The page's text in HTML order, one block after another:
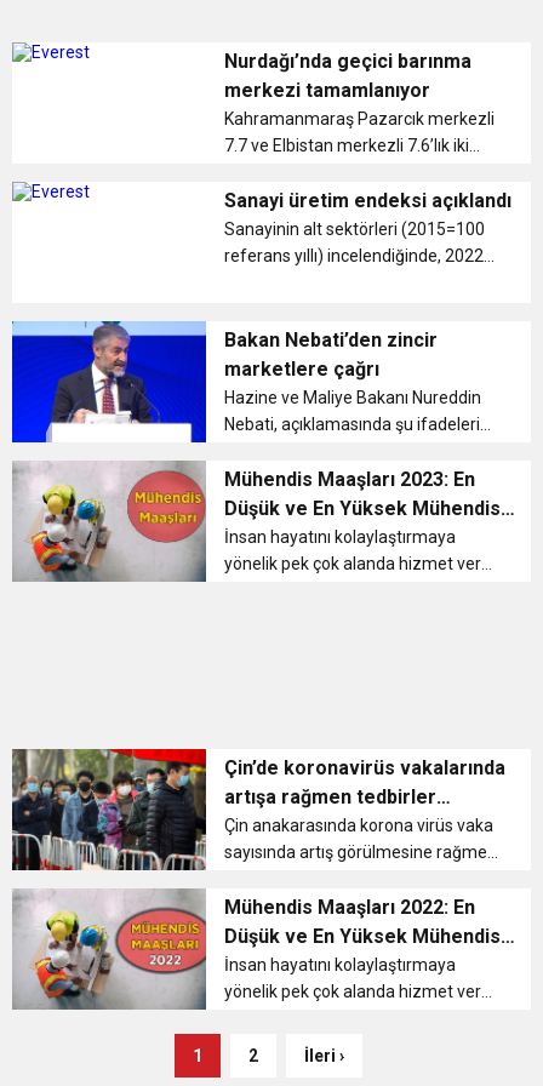
Nurdağı’nda geçici barınma
merkezi tamamlanıyor
Kahramanmaraş Pazarcık merkezli
7.7 ve Elbistan merkezli 7.6’lık iki
alan yer Gaziantep’in Nurdağı ilçesi
oldu. İlk belirlemelere göre 4 bin 787
acil yıkılac...
Sanayi üretim endeksi açıklandı
Sanayinin alt sektörleri (2015=100
referans yıllı) incelendiğinde, 2022
önceki yılın aynı ayına göre %1,1
azaldı, imalat sanayi sektö...
Bakan Nebati’den zincir
marketlere çağrı
Hazine ve Maliye Bakanı Nureddin
Nebati, açıklamasında şu ifadeleri
cumhuriyet tarihi rekorunu kırarak
254 milyar dolar seviyesine
ulaşmıştır. Bugün Türkiye 2...
Mühendis Maaşları 2023: En
Düşük ve En Yüksek Mühendis
Maaşı Ne Kadar?
İnsan hayatını kolaylaştırmaya
yönelik pek çok alanda hizmet veren
Çin’de koronavirüs vakalarında
artışa rağmen tedbirler
gevşetiliyor
Çin anakarasında korona virüs vaka
sayısında artış görülmesine rağmen
Başkent Pekin’de dün 118 yeni vaka
kayıtlara geçerken, karantina
altındaki bölgelerin sayısı a...
Mühendis Maaşları 2022: En
Düşük ve En Yüksek Mühendis
Maaşı Ne Kadar?
İnsan hayatını kolaylaştırmaya
yönelik pek çok alanda hizmet veren
Çevre mühendisi, maden
1 2 İleri ›